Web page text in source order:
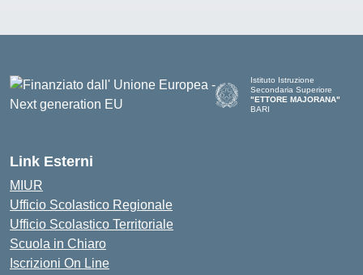
Istituto Istruzione
Secondaria Superiore
"ETTORE MAJORANA"
BARI
Link Esterni
MIUR
Ufficio Scolastico Regionale
Ufficio Scolastico Territoriale
Scuola in Chiaro
Iscrizioni On Line